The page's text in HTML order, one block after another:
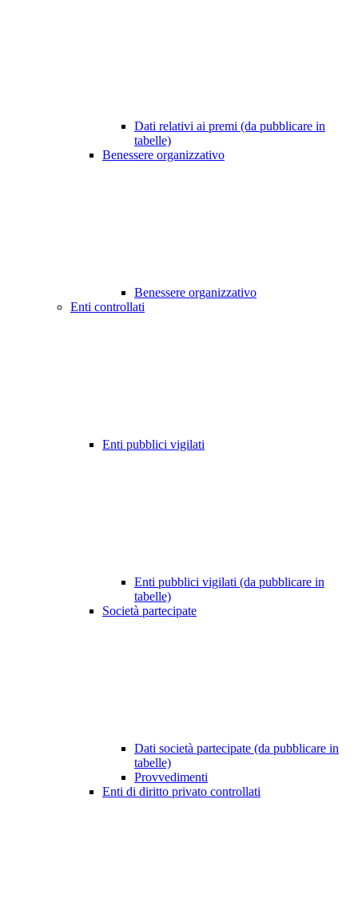
Dati relativi ai premi (da pubblicare in
tabelle)
Benessere organizzativo
Benessere organizzativo
Enti controllati
Enti pubblici vigilati
Enti pubblici vigilati (da pubblicare in
tabelle)
Società partecipate
Dati società partecipate (da pubblicare in
tabelle)
Provvedimenti
Enti di diritto privato controllati